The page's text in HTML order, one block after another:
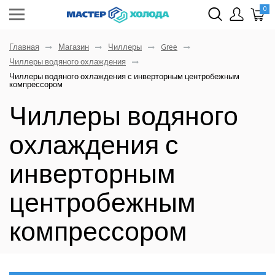
0
Главная Магазин Чиллеры
Gree
Чиллеры водяного охлаждения
Чиллеры водяного охлаждения с инверторным центробежным
компрессором
Чиллеры водяного
охлаждения с
инверторным
центробежным
компрессором